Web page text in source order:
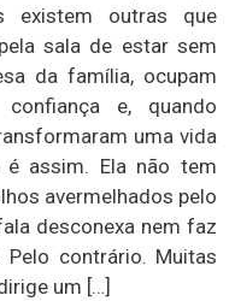
existem outras que
sala de estar sem
da família, ocupam
e, quando
uma vida
assim. Ela não tem
avermelhados pelo
desconexa nem faz
contrário. Muitas
um […]